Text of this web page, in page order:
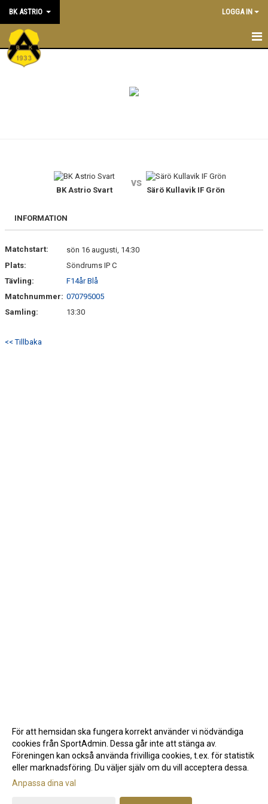
BK ASTRIO LOGGA IN
HEM
BLI MEDLEM
SÖNDRUMS IP
TRYGG I ASTRIO
ASTRIOSHOPEN
BK Astrio Svart
vs
Särö Kullavik IF Grön
INFORMATION
Matchstart:
sön 16 augusti, 14:30
Plats:
Söndrums IP C
Tävling:
F14år Blå
Matchnummer: 070795005
Samling:
13:30
<< Tillbaka
Gå till Webbversion
För att hemsidan ska fungera korrekt använder vi nödvändiga
cookies från SportAdmin. Dessa går inte att stänga av.
Föreningen kan också använda frivilliga cookies, t.ex. för statistik
eller marknadsföring. Du väljer själv om du vill acceptera dessa.
Anpassa dina val